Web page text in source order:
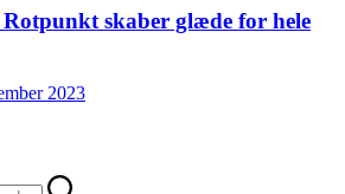
skaber glæde for hele
2023